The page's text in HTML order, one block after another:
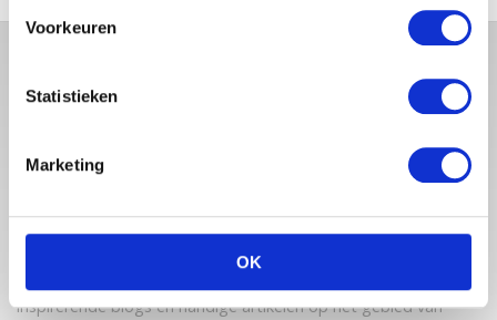
Voorkeuren
Statistieken
Marketing
OK
Babystraatje.nl is een uniek platform voor aanstaande en
jonge moeders. Een online ontmoetingsplek vol
inspirerende blogs en handige artikelen op het gebied van